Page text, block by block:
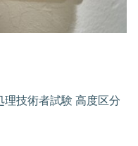
理技術者試験 高度区分